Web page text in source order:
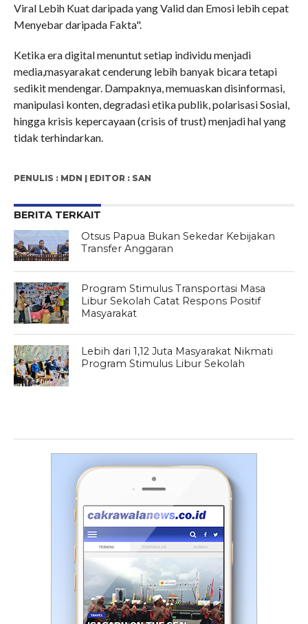
Viral Lebih Kuat daripada yang Valid dan Emosi lebih cepat
Menyebar daripada Fakta".
Ketika era digital menuntut setiap individu menjadi
media,masyarakat cenderung lebih banyak bicara tetapi
sedikit mendengar. Dampaknya, memuaskan disinformasi,
manipulasi konten, degradasi etika publik, polarisasi Sosial,
hingga krisis kepercayaan (crisis of trust) menjadi hal yang
tidak terhindarkan.
PENULIS : MDN | EDITOR : SAN
BERITA TERKAIT
Otsus Papua Bukan Sekedar Kebijakan
Transfer Anggaran
Program Stimulus Transportasi Masa
Libur Sekolah Catat Respons Positif
Masyarakat
Lebih dari 1,12 Juta Masyarakat Nikmati
Program Stimulus Libur Sekolah